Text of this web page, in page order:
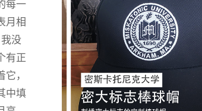
每一
月相
没
有正
，
中填